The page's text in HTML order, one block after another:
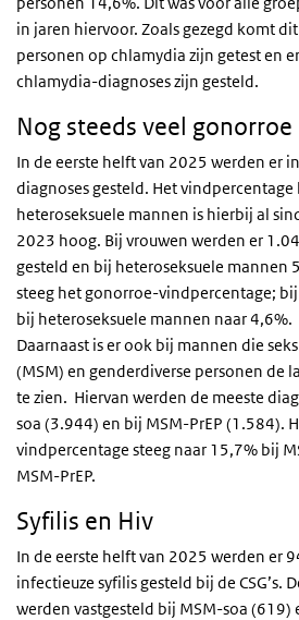
in jaren hiervoor. Zoals gezegd komt
personen op chlamydia zijn getest en
chlamydia-diagnoses zijn gesteld.
Nog steeds veel gonorroe
In de eerste helft van 2025 werden er
diagnoses gesteld. Het
heteroseksuele mannen is hierbij al
2023 hoog. Bij vrouwen werden er
gesteld en bij heteroseksuele mannen
steeg het gonorroe-vindpercentage;
bij heteroseksuele mannen naar 4,6%.
Daarnaast is er ook bij mannen die
(MSM) en genderdiverse personen de
te zien. Hiervan werden de meeste
soa (3.944) en bij MSM-PrEP (1.584).
vindpercentage steeg naar 15,7% bij
MSM-PrEP.
Syfilis en Hiv
In de eerste helft van 2025 werden er
infectieuze syfilis gesteld bij de CSG’s.
werden vastgesteld bij MSM-soa (619)